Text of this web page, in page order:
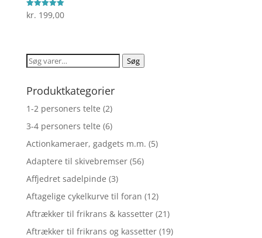
Vurderet
5
kr. 199,00
Søg
Søg
Produktkategorier
1-2 personers telte (2)
3-4 personers telte (6)
Actionkameraer, gadgets m.m. (5)
Adaptere til skivebremser (56)
Affjedret sadelpinde (3)
Aftagelige cykelkurve til foran (12)
Aftrækker til frikrans & kassetter (21)
Aftrækker til frikrans og kassetter (19)